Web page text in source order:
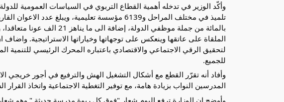
تلميذ في مختلف المراحل و6139 مؤسسة تعليمية، ويبلغ عدد الاعوان القارين لمهمة التربية
بالمائة من جملة موظفي الدولة،
الملقاة على عاتقها وينعكس على توجهاتها وخياراتها الاستراتيجية. واضاف
لتحقيق الرقي الاجتماعي والاقتصادي باعتباره المحرك الرئيسي للتنمية
للجميع.
وأفاد أنه تقرّر القطع مع أشكال التشغيل الهش والترفيع في أجور خريجي
المدرسين النواب بزيادة هامة، مع توفير التغطية الاجتماعية واتخاذ
وأوضح ان الوزارة ترفع اليوم شعار "فوق كل ربوة مدرسة حديثة " وهو